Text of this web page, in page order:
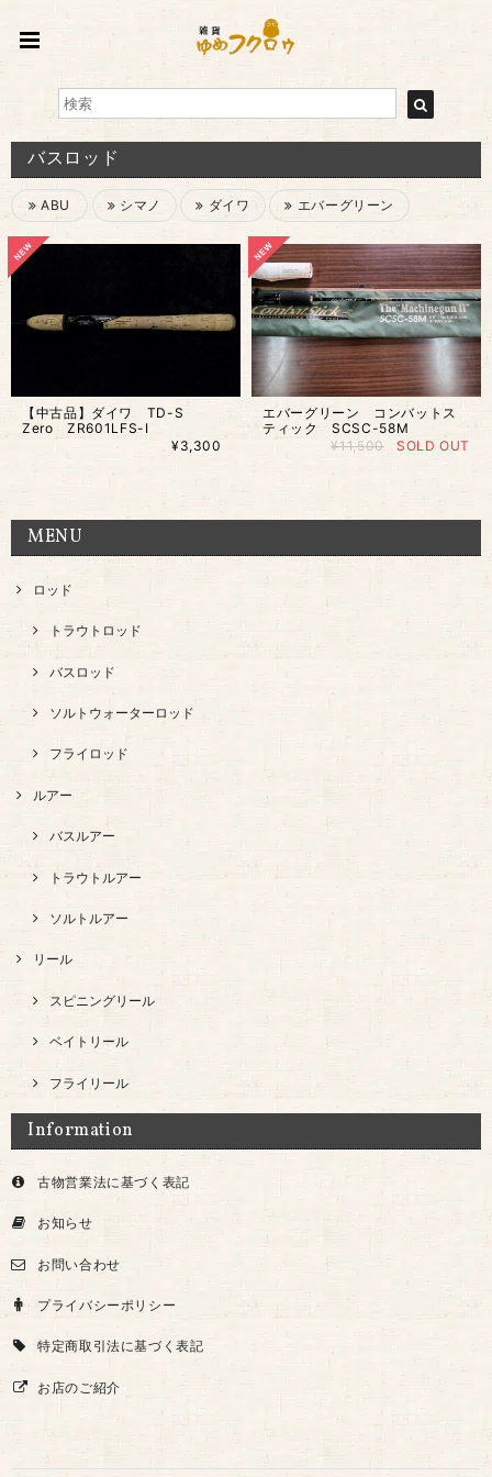
バスロッド
ABU シマノ ダイワ エバーグリーン
【中古品】ダイワ TD-S
Zero ZR601LFS-I
¥3,300
エバーグリーン コンバットス
ティック SCSC-58M
¥11,500
SOLD OUT
MENU
ロッド
トラウトロッド
バスロッド
ソルトウォーターロッド
フライロッド
ルアー
バスルアー
トラウトルアー
ソルトルアー
リール
スピニングリール
ベイトリール
フライリール
Information
古物営業法に基づく表記
お知らせ
お問い合わせ
プライバシーポリシー
特定商取引法に基づく表記
お店のご紹介